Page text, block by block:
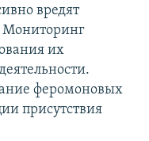
вредят
Мониторинг
их
феромоновых
присутствия